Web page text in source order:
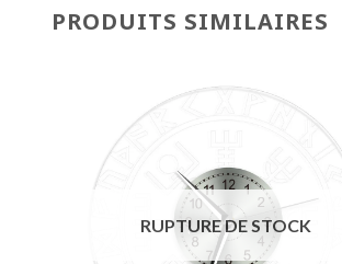
PRODUITS SIMILAIRES
RUPTURE DE STOCK